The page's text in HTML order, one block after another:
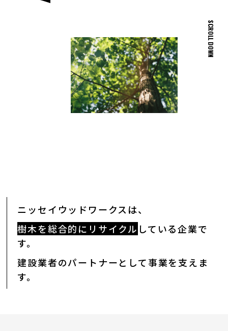
SCROLL DOWN
ニッセイウッドワークスは、
樹木を総合的にリサイクル している企業で
す。
建設業者のパートナーとして事業を支えま
す。